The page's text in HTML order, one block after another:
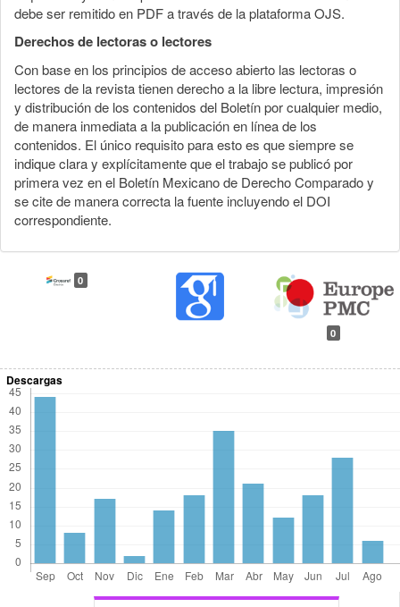
debe ser remitido en PDF a través de la plataforma OJS.
Derechos de lectoras o lectores
Con base en los principios de acceso abierto las lectoras o
lectores de la revista tienen derecho a la libre lectura, impresión
y distribución de los contenidos del Boletín por cualquier medio,
de manera inmediata a la publicación en línea de los
contenidos. El único requisito para esto es que siempre se
indique clara y explícitamente que el trabajo se publicó por
primera vez en el Boletín Mexicano de Derecho Comparado y
se cite de manera correcta la fuente incluyendo el DOI
correspondiente.
0
0
Descargas